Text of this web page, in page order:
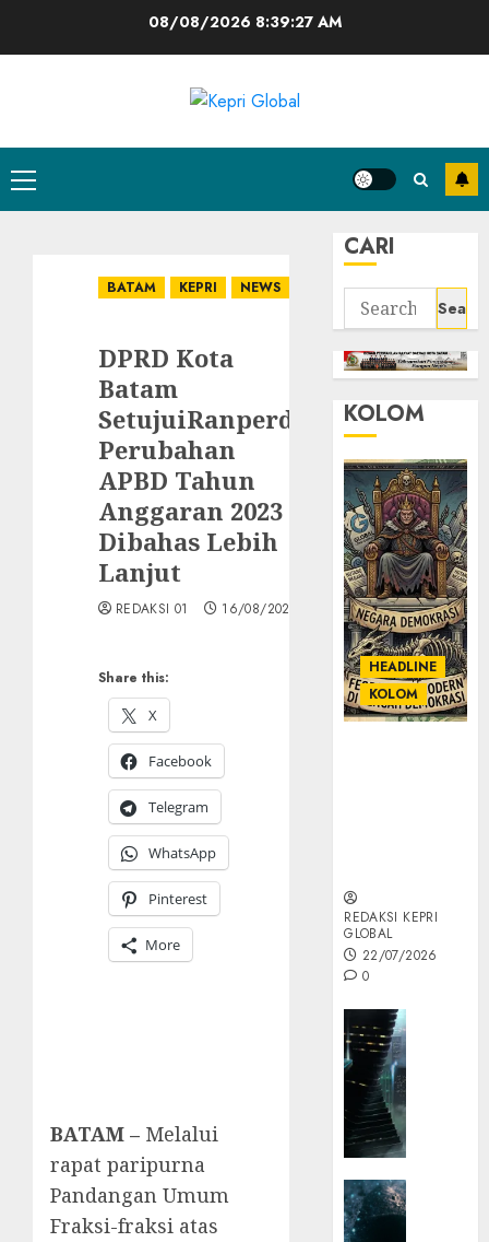
08/08/2026 8:39:28 AM
Primary
Menu
BATAM KEPRI NEWS
DPRD Kota
Batam
SetujuiRanperda
Perubahan
APBD Tahun
Anggaran 2023
Dibahas Lebih
Lanjut
Share this:
X
Facebook
Telegram
WhatsApp
Pinterest
More
REDAKSI 01 16/08/2023
BATAM – Melalui
rapat paripurna
Pandangan Umum
Fraksi-fraksi atas
CARI
Search
for:
KOLOM
HEADLINE
KOLOM
REDAKSI KEPRI
GLOBAL
22/07/2026
0